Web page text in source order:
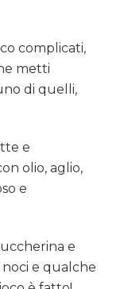
complicati,
metti
di quelli,
e
olio, aglio,
e
e
e qualche